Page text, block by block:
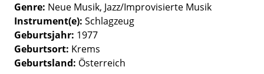
Genre Neue Musik Jazz/Improvisierte Musik
Instrument(e) Schlagzeug
Geburtsjahr 1977
Geburtsort Krems
Geburtsland Österreich